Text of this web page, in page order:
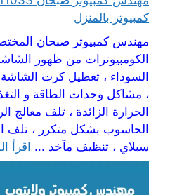
كمبيوتر بالمنزل
مهندس كمبيوتر صبحان
الكومبيوترات من ظهور
السوداء ، تعطيل كرت
، مشاكل وحدات الطاقة و
الحرارة الزائدة ، تلف معالج
الحاسوب بشكل متكرر ، تلف
سبلاي ، تنظيف مآخذ ... اقرأ